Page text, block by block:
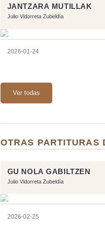
JANTZARA MUTILLAK
Julio Vidorreta Zubeldía
2026-01-24
Ver todas
OTRAS PARTITURAS
GU NOLA GABILTZEN
Julio Vidorreta Zubeldía
2026-02-25